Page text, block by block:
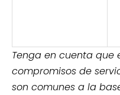
Tenga en cuenta que
compromisos de
son comunes a la